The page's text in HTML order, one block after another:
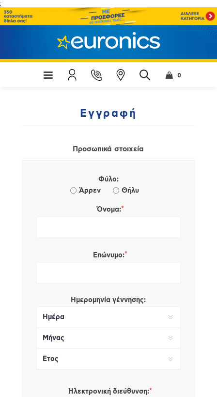
;
0
Εγγραφή
Προσωπικά στοιχεία
Φύλο:
Άρρεν
Θήλυ
Όνομα:*
Επώνυμο:*
Ημερομηνία γέννησης:
Ηλεκτρονική διεύθυνση:*